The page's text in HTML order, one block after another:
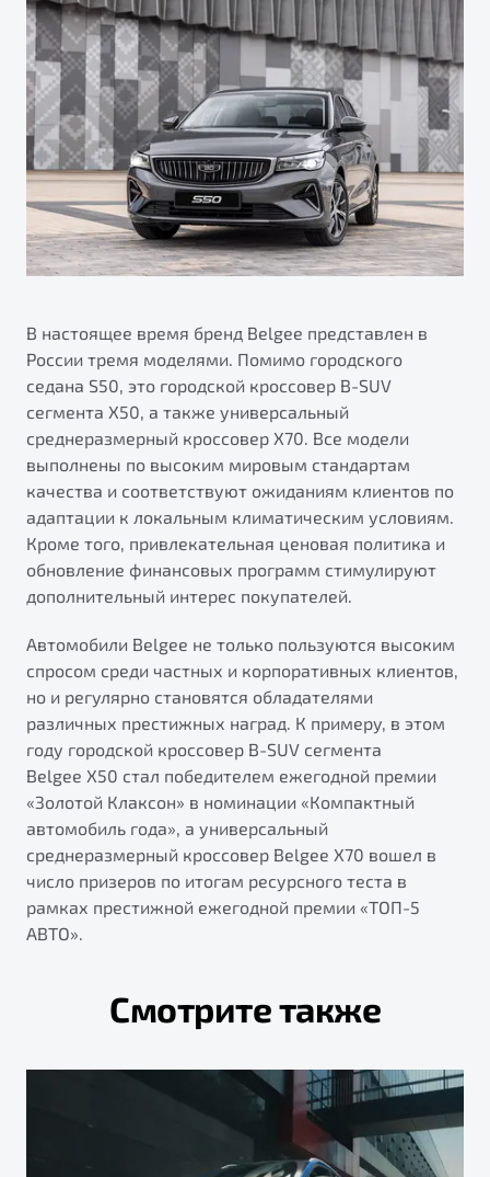
Универсальный кроссовер
от 2 499 990 ₽*
Обзор В наличии
Калькулятор ТО
Клиентская поддержка
В настоящее время бренд Belgee представлен в
России тремя моделями. Помимо городского
седана S50, это городской кроссовер B-SUV
сегмента X50, а также универсальный
среднеразмерный кроссовер X70. Все модели
выполнены по высоким мировым стандартам
качества и соответствуют ожиданиям клиентов по
адаптации к локальным климатическим условиям.
Кроме того, привлекательная ценовая политика и
обновление финансовых программ стимулируют
дополнительный интерес покупателей.
Автомобили Belgee не только пользуются высоким
спросом среди частных и корпоративных клиентов,
но и регулярно становятся обладателями
различных престижных наград. К примеру, в этом
году городской кроссовер B-SUV сегмента
Belgee Х50 стал победителем ежегодной премии
«Золотой Клаксон» в номинации «Компактный
автомобиль года», а универсальный
среднеразмерный кроссовер Belgee X70 вошел в
число призеров по итогам ресурсного теста в
рамках престижной ежегодной премии «ТОП-5
АВТО».
Смотрите также